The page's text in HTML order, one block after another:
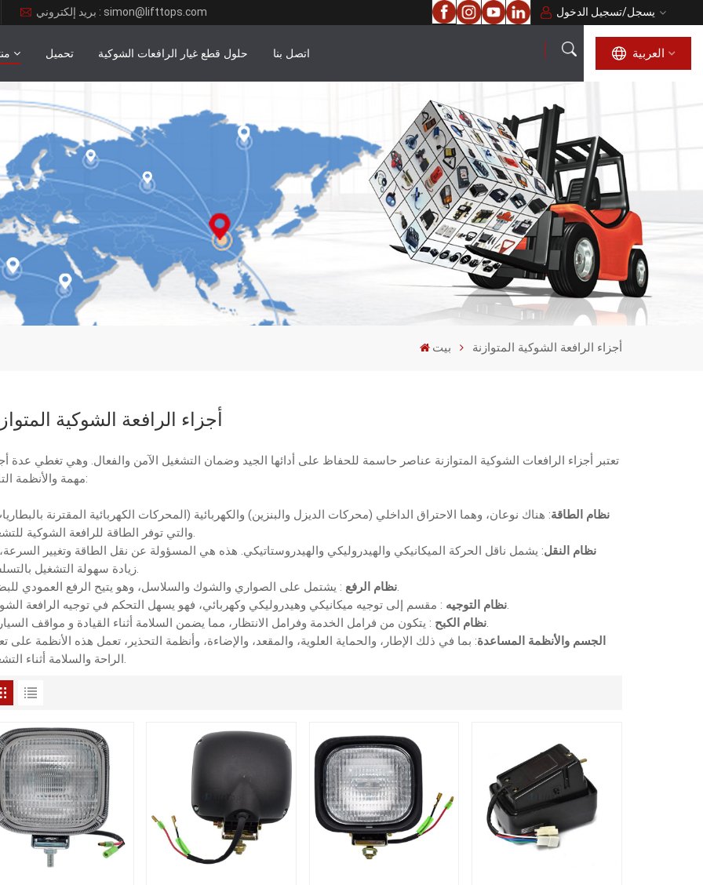
بريد إلكتروني : simon@lifttops.com تسجيل الدخول/يسجل
تحميل حلول قطع غيار الرافعات الشوكية اتصل بنا العربية
العربية
English
français
русский
español
português
بيت أجزاء الرافعة الشوكية المتوازنة
أجزاء الرافعة الشوكية
تعتبر أجزاء الرافعات الشوكية المتوازنة عناصر حاسمة للحفاظ على أدائها الجيد وضمان التشغيل الآمن والفعال. وهي تغطي عدة
مهمة والأنظمة التالية:
نظام الطاقة: هناك نوعان، وهما الاحتراق الداخلي (محركات الديزل والبنزين) والكهربائية (المحركات الكهربائية المقترنة
والتي توفر الطاقة للرافعة الشوكية للتشغيل.
نظام النقل: يشمل ناقل الحركة الميكانيكي والهيدروليكي والهيدروستاتيكي. هذه هي المسؤولة عن نقل الطاقة وتغيير
زيادة سهولة التشغيل بالتسلسل.
نظام الرفع: يشتمل على الصواري والشوك والسلاسل، وهو يتيح الرفع العمودي للبضائع.
نظام التوجيه: مقسم إلى توجيه ميكانيكي وهيدروليكي وكهربائي، فهو يسهل التحكم في توجيه الرافعة الشوكية.
نظام الكبح: يتكون من فرامل الخدمة وفرامل الانتظار، مما يضمن السلامة أثناء القيادة و مواقف السيارات.
الجسم والأنظمة المساعدة: بما في ذلك الإطار، والحماية العلوية، والمقعد، والإضاءة، وأنظمة التحذير، تعمل هذه الأنظمة على
الراحة والسلامة أثناء التشغيل.